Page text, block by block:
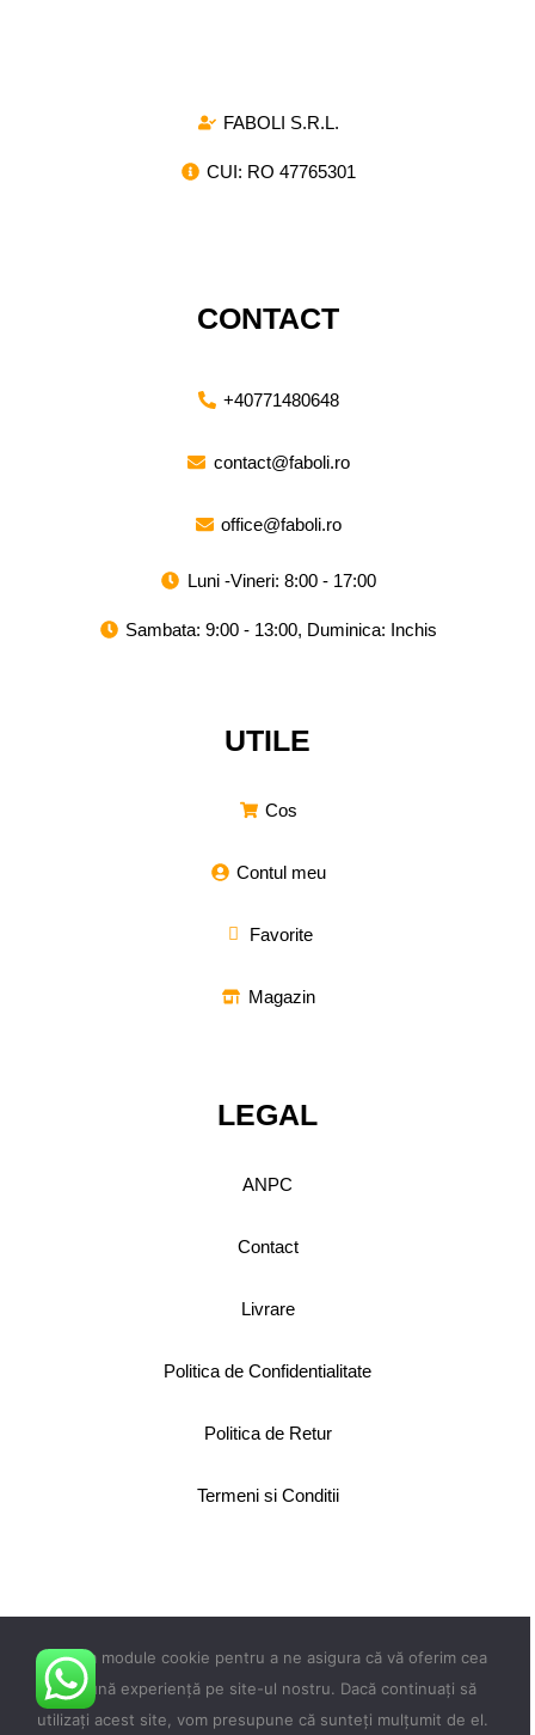
FABOLI S.R.L.
CUI: RO 47765301
CONTACT
+40771480648
contact@faboli.ro
office@faboli.ro
Luni -Vineri: 8:00 - 17:00
Sambata: 9:00 - 13:00, Duminica: Inchis
UTILE
Cos
Contul meu
Favorite
Magazin
LEGAL
ANPC
Contact
Livrare
Politica de Confidentialitate
Politica de Retur
Termeni si Conditii
Copyright 2024 © Faboli.ro
toate drepturile rezervate.
Magazin online vanzari
arcuri de compresie si
tractiune. Construit de
Utilizăm module cookie pentru a ne asigura că vă oferim cea
mai bună experiență pe site-ul nostru. Dacă continuați să
utilizați acest site, vom presupune că sunteți mulțumit de el.